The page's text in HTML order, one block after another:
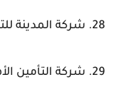
28. شركة المدينة للتأمين.
29. شركة التأمين الأهلية (AINS).